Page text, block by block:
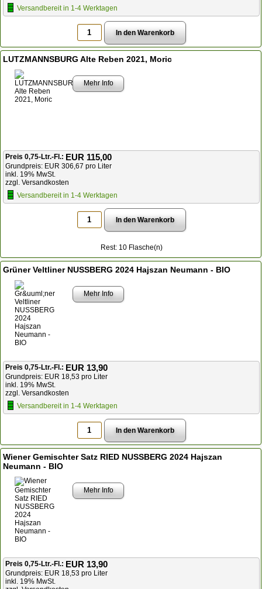
Versandbereit in 1-4 Werktagen
LUTZMANNSBURG Alte Reben 2021, Moric
Mehr Info
Preis 0,75-Ltr.-Fl.: EUR 115,00
Grundpreis: EUR 306,67 pro Liter
inkl. 19% MwSt.
zzgl. Versandkosten
Versandbereit in 1-4 Werktagen
Rest: 10 Flasche(n)
Grüner Veltliner NUSSBERG 2024 Hajszan Neumann - BIO
Mehr Info
Preis 0,75-Ltr.-Fl.: EUR 13,90
Grundpreis: EUR 18,53 pro Liter
inkl. 19% MwSt.
zzgl. Versandkosten
Versandbereit in 1-4 Werktagen
Wiener Gemischter Satz RIED NUSSBERG 2024 Hajszan
Neumann - BIO
Mehr Info
Preis 0,75-Ltr.-Fl.: EUR 13,90
Grundpreis: EUR 18,53 pro Liter
inkl. 19% MwSt.